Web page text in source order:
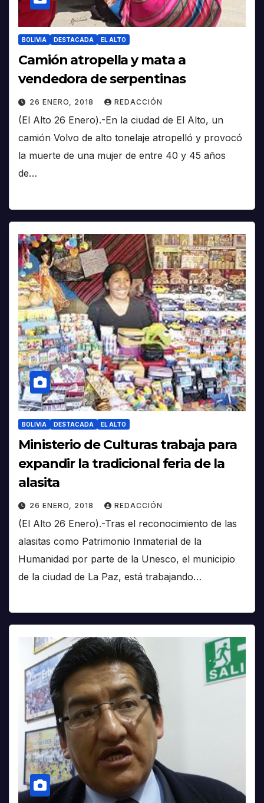
BOLIVIA DESTACADA EL ALTO
Camión atropella y mata a
vendedora de serpentinas
26 ENERO, 2018 REDACCIÓN
(El Alto 26 Enero).-En la ciudad de El Alto, un
camión Volvo de alto tonelaje atropelló y provocó
la muerte de una mujer de entre 40 y 45 años
de…
BOLIVIA DESTACADA EL ALTO
Ministerio de Culturas trabaja para
expandir la tradicional feria de la
alasita
26 ENERO, 2018 REDACCIÓN
(El Alto 26 Enero).-Tras el reconocimiento de las
alasitas como Patrimonio Inmaterial de la
Humanidad por parte de la Unesco, el municipio
de la ciudad de La Paz, está trabajando…